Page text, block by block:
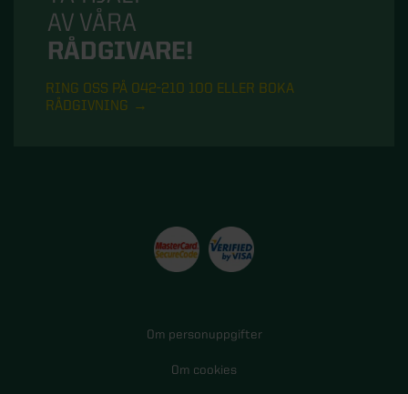
AV VÅRA
RÅDGIVARE!
RING OSS PÅ 042-210 100 ELLER BOKA
RÅDGIVNING
Om personuppgifter
Om cookies